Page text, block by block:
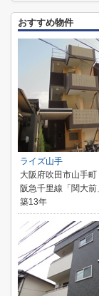
おすすめ物件
ライズ山手
大阪府吹田市山手町
阪急千里線「関大
築13年